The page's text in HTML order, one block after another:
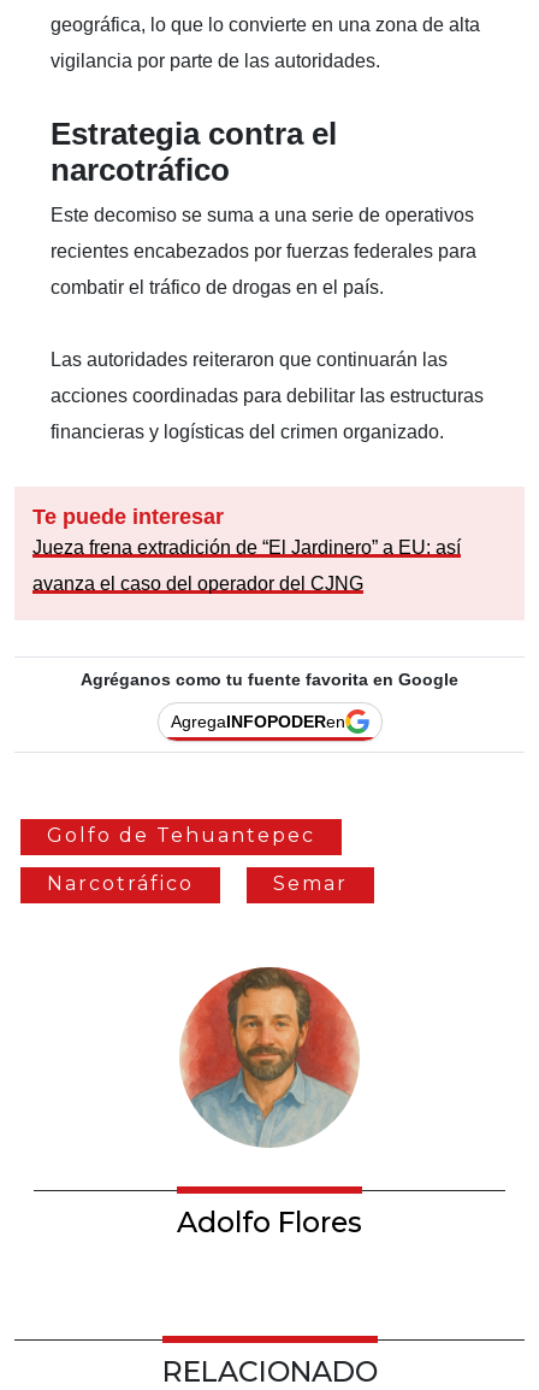
geográfica, lo que lo convierte en una zona de alta
vigilancia por parte de las autoridades.
Estrategia contra el
narcotráfico
Este decomiso se suma a una serie de operativos
recientes encabezados por fuerzas federales para
combatir el tráfico de drogas en el país.
Las autoridades reiteraron que continuarán las
acciones coordinadas para debilitar las estructuras
financieras y logísticas del crimen organizado.
Te puede interesar
Jueza frena extradición de “El Jardinero” a EU: así
avanza el caso del operador del CJNG
Agréganos como tu fuente favorita en Google
AgregaINFOPODERen
Golfo de Tehuantepec
Narcotráfico Semar
Adolfo Flores
RELACIONADO